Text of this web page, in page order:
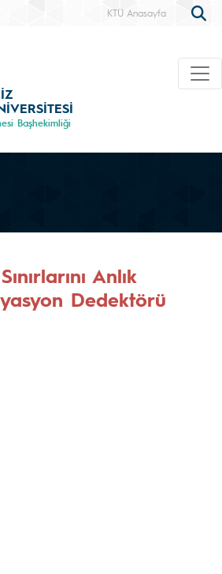
KTÜ Anasayfa
Başhekimliği
Anlık
Dedektörü